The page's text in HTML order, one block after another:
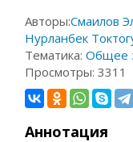
Авторы:Смаилов
Нурланбек
Тематика:Общее
Просмотры:3311
Аннотация